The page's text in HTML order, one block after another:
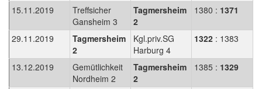
15.11.2019
Treffsicher
Gansheim 3
Tagmersheim
2
1380 : 1371
29.11.2019
Tagmersheim
2
Kgl.priv.SG
Harburg 4
1322 : 1383
13.12.2019
Gemütlichkeit
Nordheim 2
Tagmersheim
2
1385 : 1329